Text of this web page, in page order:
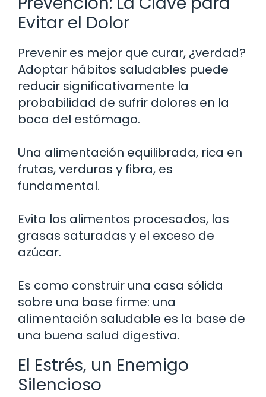
Evitar el Dolor
Prevenir es mejor que curar, ¿verdad?
Adoptar hábitos saludables puede
reducir significativamente la
probabilidad de sufrir dolores en la
boca del estómago.
Una alimentación equilibrada, rica en
frutas, verduras y fibra, es
fundamental.
Evita los alimentos procesados, las
grasas saturadas y el exceso de
azúcar.
Es como construir una casa sólida
sobre una base firme: una
alimentación saludable es la base de
una buena salud digestiva.
El Estrés, un Enemigo
Silencioso